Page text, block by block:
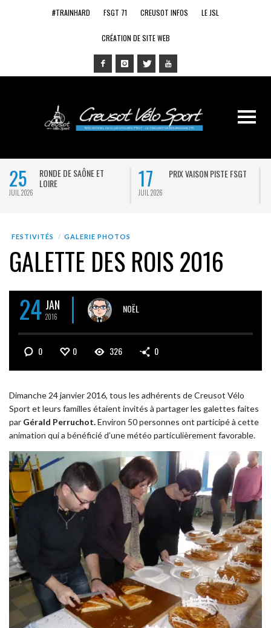
#TRAINHARD FSGT 71 CREUSOT INFOS LE JSL
CRÉATION DE SITE WEB
25
JUIL 2026
RONDE DE SAÔNE ET
LOIRE
17
JUIL 2026
PRIX VAISON PISTE FSGT
FESTIVITÉS GALERIE PHOTOS
GALETTE DES ROIS 2016
24 JAN
2016
NOËL
0 0 326 0
Dimanche 24 janvier 2016, tous les adhérents de Creusot Vélo
Sport et leurs familles étaient invités à partager les galettes faites
par Gérald Perruchot.Environ 50 personnes ont participé à cette
animation qui a bénéficié d’une météo particulièrement favorable.